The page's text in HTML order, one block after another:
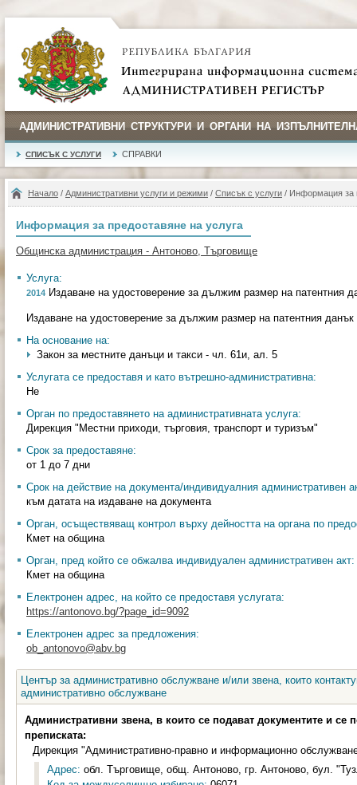
АДМИНИСТРАТИВНИ СТРУКТУРИ И ОРГАНИ НА
СПИСЪК С УСЛУГИ СПРАВКИ
Начало / Административни услуги и режими / Списък с услуги / Информация за
Информация за предоставяне на услуга
Общинска администрация - Антоново, Търговище
Услуга:
2014 Издаване на удостоверение за дължим размер на патентния
Издаване на удостоверение за дължим размер на патентния данък
На основание на:
Закон за местните данъци и такси - чл. 61и, ал. 5
Услугата се предоставя и като вътрешно-административна:
Не
Орган по предоставянето на административната услуга:
Дирекция "Местни приходи, търговия, транспорт и туризъм"
Срок за предоставяне:
от 1 до 7 дни
Срок на действие на документа/индивидуалния административен
към датата на издаване на документа
Орган, осъществяващ контрол върху дейността на органа по
Кмет на община
Орган, пред който се обжалва индивидуален административен акт:
Кмет на община
Електронен адрес, на който се предоставя услугата:
https://antonovo.bg/?page_id=9092
Електронен адрес за предложения:
ob_antonovo@abv.bg
Център за административно обслужване и/или звена, които
административно обслужване
Административни звена, в които се подават документите и се
преписката:
Дирекция "Административно-правно и информационно
Адрес: обл. Търговище, общ. Антоново, гр. Антоново, бул.